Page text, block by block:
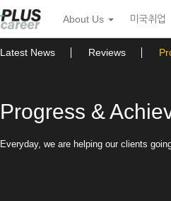
About Us 미국취업
Latest News Reviews
Progress &
Everyday, we are helping our clients